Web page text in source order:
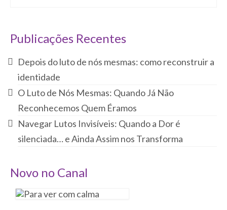
Publicações Recentes
Depois do luto de nós mesmas: como reconstruir a
identidade
O Luto de Nós Mesmas: Quando Já Não
Reconhecemos Quem Éramos
Navegar Lutos Invisíveis: Quando a Dor é
silenciada… e Ainda Assim nos Transforma
Novo no Canal